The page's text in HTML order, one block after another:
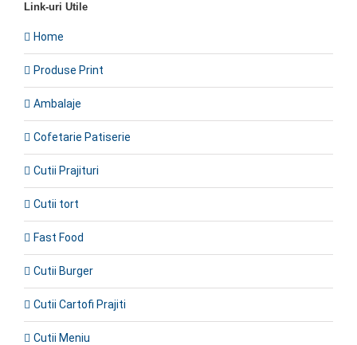
Link-uri Utile
Home
Produse Print
Ambalaje
Cofetarie Patiserie
Cutii Prajituri
Cutii tort
Fast Food
Cutii Burger
Cutii Cartofi Prajiti
Cutii Meniu